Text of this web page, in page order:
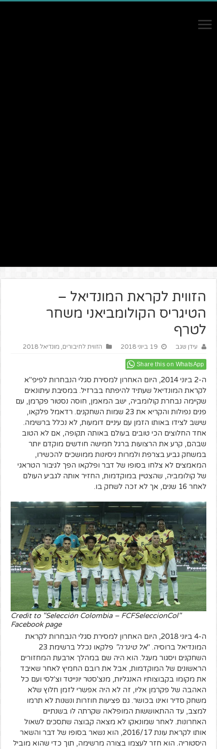
הזווית לקראת המונדיאל –
הטיגריס הקולומביאני משחר
לטרף
עידן שגב 19 ביוני 2018 הזווית לחיבורים, מונדיאל 2018
Share this on WhatsApp
ה-2 ביוני 2014, היום האחרון למסירת סגלי הנבחרות לפיפ"א
לקראת המונדיאל שעתיד להיפתח בברזיל. במסיבת עיתונאים
שקיימה נבחרת קולומביה, ישב המאמן, חוסה נסטור פקרמן, עם
פנים נפולות והקריא את 23 שמות השחקנים. רדאמל פלקאו,
שישב לצידו באותו הזמן עם עיניים דומעות, לא נכלל ברשימה.
אחד החלוצים הכי טובים בעולם באותה תקופה, אם לא הטוב
שבהם, קרע את הרצועות ברגל חמישה חודשים מוקדם יותר
במשחק גביע בצרפת ולמרות ניסיונות ממושכים להכשירו,
המאמצים לא צלחו בסופו של דבר ופלקאו הפך לגיבור הטראגי
של קולומביה, שהצטיין במוקדמות, החזיר אותה לגביע העולם
לאחר 16 שנים, אך לא זכה לשחק בו.
Credit to "Selección Colombia – FCFSeleccionCol"
Facebook page
ה-4 ביוני 2018, היום האחרון למסירת סגלי הנבחרות לקראת
המונדיאל ברוסיה. "אל טיגרה"
פלקאו נכלל ברשימת 23
השחקנים ויסגור מעגל. הוא היה שם במהלך ארבעת המחזורים
הראשונים של המוקדמות, אבל את רובם החמיץ לאחר שאיבד
את מקומו בקבוצותיו האנגליות, מנצ'סטר יונייטד וצ'לסי ועם כל
האהבה של פקרמן אליו, זה לא היה אפשרי לזמן חלוץ שלא
משחק סדיר ואינו בכושר. גם פציעות חוזרות ונשנות לא תרמו
למצב, עד ההתאוששות המופלאה שקרתה לו בשנתיים
האחרונות. לאחר שמונאקו לא מצאה קבוצה שתסכים לשאול
אותו לקראת עונת 2016/17, הוא נשאר בסופו של דבר והשאר
היסטוריה. הוא חזר לעצמו בצורה מרשימה, תוך כדי שהוא מוביל